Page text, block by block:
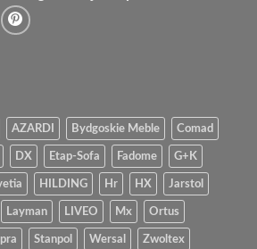
AZARDI Bydgoskie Meble Comad
DX Etap-Sofa Fadome G+K
HILDING Hr HX Jarstol
Layman LIVEO Mx Ortus
Stanpol Wersal Zwoltex